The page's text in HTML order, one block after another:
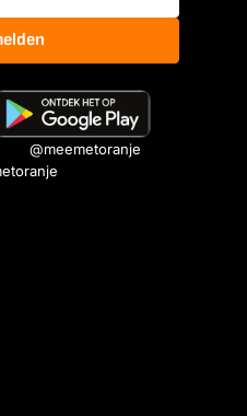
@meemetoranje